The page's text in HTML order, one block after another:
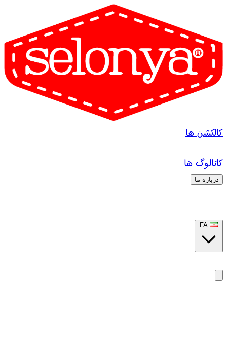
کالکشن ها
کاتالوگ ها
درباره ما